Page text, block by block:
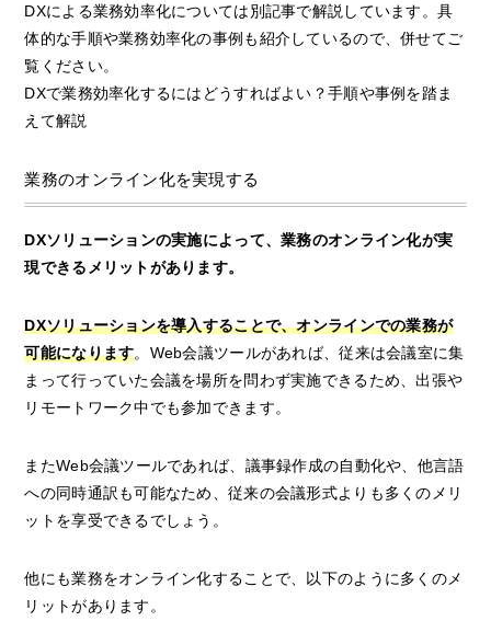
DXによる業務効率化については別記事で解説しています。具
体的な手順や業務効率化の事例も紹介しているので、併せてご
覧ください。
DXで業務効率化するにはどうすればよい？手順や事例を踏ま
えて解説
業務のオンライン化を実現する
DXソリューションの実施によって、業務のオンライン化が実
現できるメリットがあります。
DXソリューションを導入することで、オンラインでの業務が
可能になります。Web会議ツールがあれば、従来は会議室に集
まって行っていた会議を場所を問わず実施できるため、出張や
リモートワーク中でも参加できます。
またWeb会議ツールであれば、議事録作成の自動化や、他言語
への同時通訳も可能なため、従来の会議形式よりも多くのメリ
ットを享受できるでしょう。
他にも業務をオンライン化することで、以下のように多くのメ
リットがあります。